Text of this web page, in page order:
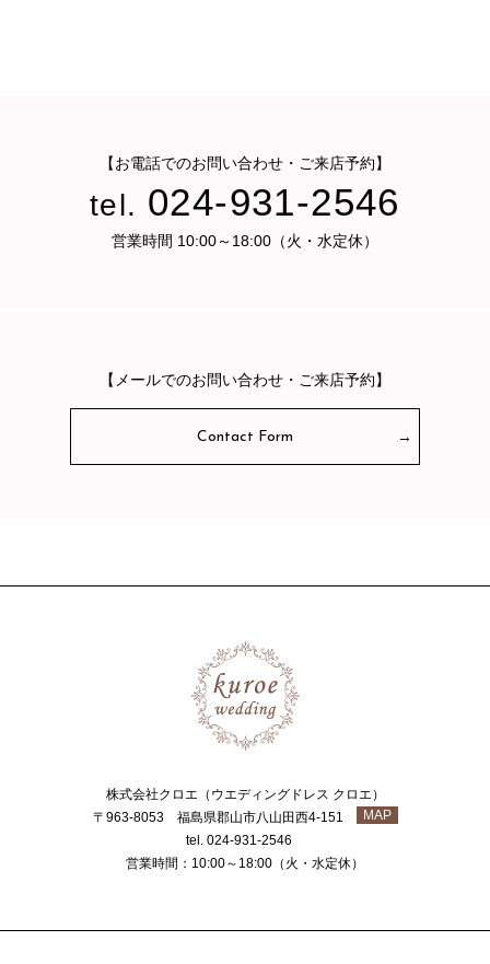
【お電話でのお問い合わせ・ご来店予約】
tel. 024-931-2546
営業時間 10:00～18:00（火・水定休）
【メールでのお問い合わせ・ご来店予約】
Contact Form
株式会社クロエ（ウエディングドレス クロエ）
〒963-8053 福島県郡山市八山田西4-151
MAP
tel. 024-931-2546
営業時間：10:00～18:00（火・水定休）